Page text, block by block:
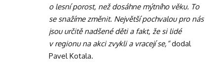
o lesní porost, než dosáhne mýtního věku. To
se snažíme změnit. Největší pochvalou pro nás
jsou určitě nadšené děti a fakt, že si lidé
v regionu na akci zvykli a vracejí se,“dodal
Pavel Kotala.